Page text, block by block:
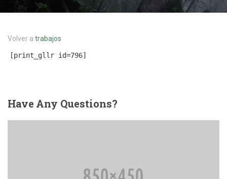
Volver a trabajos
[print_gllr id=796]
HaveAny Questions?